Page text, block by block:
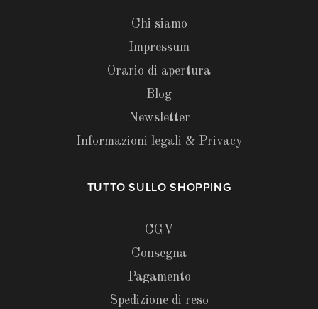
Chi siamo
Impressum
Orario di apertura
Blog
Newsletter
Informazioni legali & Privacy
TUTTO SULLO SHOPPING
CGV
Consegna
Pagamento
Spedizione di reso